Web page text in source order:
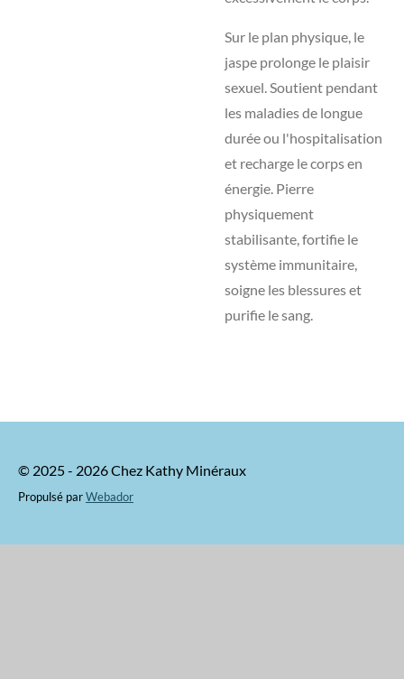
Sur le plan physique, le
jaspe prolonge le plaisir
sexuel. Soutient pendant
les maladies de longue
durée ou l'hospitalisation
et recharge le corps en
énergie. Pierre
physiquement
stabilisante, fortifie le
système immunitaire,
soigne les blessures et
purifie le sang.
© 2025 - 2026 Chez Kathy Minéraux
Propulsé parWebador